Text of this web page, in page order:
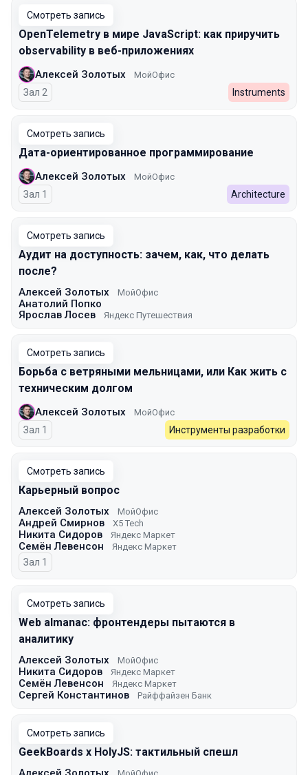
Смотреть запись
OpenTelemetry в мире JavaScript: как приручить
observability в веб-приложениях
Алексей Золотых МойОфис
Зал 2 Instruments
Смотреть запись
Дата-ориентированное программирование
Алексей Золотых МойОфис
Зал 1 Architecture
Смотреть запись
Аудит на доступность: зачем, как, что делать
после?
Алексей Золотых МойОфис
Анатолий Попко
Ярослав Лосев
Яндекс Путешествия
Смотреть запись
Борьба с ветряными мельницами, или Как жить с
техническим долгом
Алексей Золотых МойОфис
Зал 1 Инструменты разработки
Смотреть запись
Карьерный вопрос
Алексей Золотых МойОфис
Андрей Смирнов X5 Tech
Никита Сидоров Яндекс Маркет
Семён Левенсон Яндекс Маркет
Зал 1
Смотреть запись
Web almanac: фронтендеры пытаются в
аналитику
Алексей Золотых МойОфис
Никита Сидоров Яндекс Маркет
Семён Левенсон Яндекс Маркет
Сергей Константинов Райффайзен Банк
Смотреть запись
GeekBoards x HolyJS: тактильный спешл